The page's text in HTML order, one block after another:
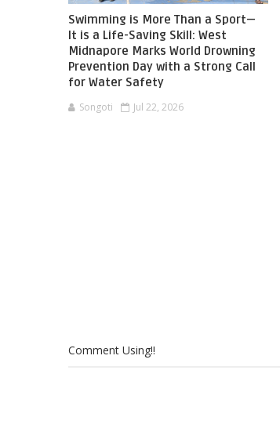
Swimming is More Than a Sport—
It is a Life-Saving Skill: West
Midnapore Marks World Drowning
Prevention Day with a Strong Call
for Water Safety
Songoti Jul 22, 2026
Comment Using!!